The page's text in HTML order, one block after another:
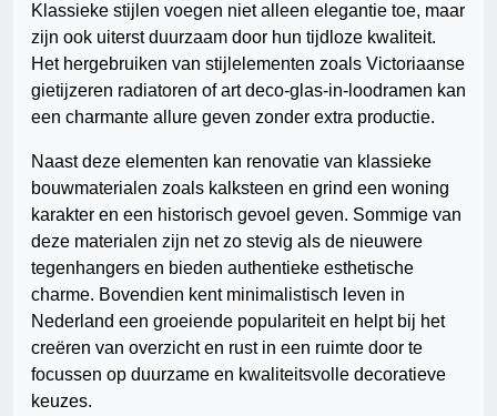
Klassieke stijlen voegen niet alleen elegantie toe, maar
zijn ook uiterst duurzaam door hun tijdloze kwaliteit.
Het hergebruiken van stijlelementen zoals Victoriaanse
gietijzeren radiatoren of art deco-glas-in-loodramen kan
een charmante allure geven zonder extra productie.
Naast deze elementen kan renovatie van klassieke
bouwmaterialen zoals kalksteen en grind een woning
karakter en een historisch gevoel geven. Sommige van
deze materialen zijn net zo stevig als de nieuwere
tegenhangers en bieden authentieke esthetische
charme. Bovendien kent minimalistisch leven in
Nederland een groeiende populariteit en helpt bij het
creëren van overzicht en rust in een ruimte door te
focussen op duurzame en kwaliteitsvolle decoratieve
keuzes.